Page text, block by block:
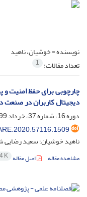
نویسنده =خوشیان، ناهید
تعداد مقالات: 1
چارچوبی برای حفظ امنیت
دیجیتال کاربران در
دوره 16، شماره 37، خرداد 1399، صفحه
ناهید خوشیان؛ سعید رضایی
مشاهده مقاله اصل مقاله K